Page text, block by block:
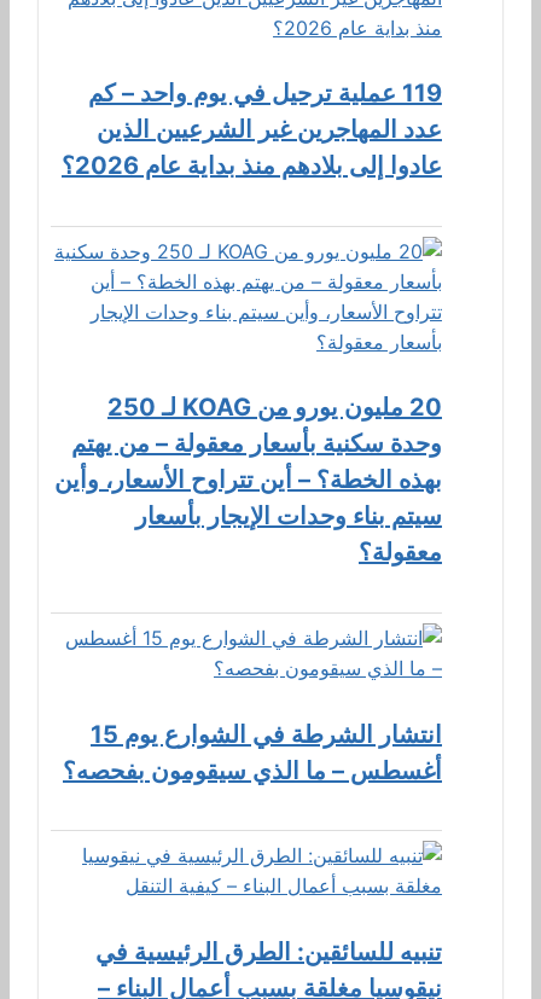
119 عملية ترحيل في يوم واحد – كم
عدد المهاجرين غير الشرعيين الذين
عادوا إلى بلادهم منذ بداية عام 2026؟
20 مليون يورو من KOAG لـ 250
وحدة سكنية بأسعار معقولة – من يهتم
بهذه الخطة؟ – أين تتراوح الأسعار، وأين
سيتم بناء وحدات الإيجار بأسعار
معقولة؟
انتشار الشرطة في الشوارع يوم 15
أغسطس – ما الذي سيقومون بفحصه؟
تنبيه للسائقين: الطرق الرئيسية في
نيقوسيا مغلقة بسبب أعمال البناء –